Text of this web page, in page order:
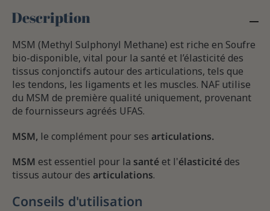
Description
MSM (Methyl Sulphonyl Methane) est riche en Soufre
bio-disponible, vital pour la santé et l’élasticité des
tissus conjonctifs autour des articulations, tels que
les tendons, les ligaments et les muscles. NAF utilise
du MSM de première qualité uniquement, provenant
de fournisseurs agréés UFAS.
MSM, le complément pour ses articulations.
MSM est essentiel pour la santéet l'élasticitédes
tissus autour des articulations.
Conseils d'utilisation